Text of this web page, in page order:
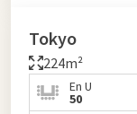
Tokyo
224m²
En U
50